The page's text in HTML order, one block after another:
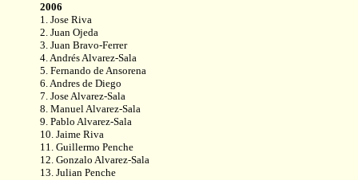
2006
1. Jose Riva
2. Juan Ojeda
3. Juan Bravo-Ferrer
4. Andrés Alvarez-Sala
5. Fernando de Ansorena
6. Andres de Diego
7. Jose Alvarez-Sala
8. Manuel Alvarez-Sala
9. Pablo Alvarez-Sala
10. Jaime Riva
11. Guillermo Penche
12. Gonzalo Alvarez-Sala
13. Julian Penche